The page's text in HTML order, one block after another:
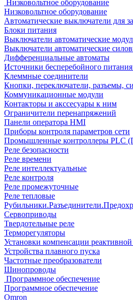
Низковольтное оборудование
Низковольтное оборудование
Автоматические выключатели для
Блоки питания
Выключатели автоматические
Выключатели автоматические
Дифференциальные автоматы
Источники бесперебойного
Клеммные соединители
Кнопки, переключатели, разъемы,
Коммуникационные модули
Контакторы и акссесуары к ним
Ограничители перенапряжений
Панели оператора HMI
Приборы контроля параметров сети
Промышленные контроллеры PLC
Реле безопасности
Реле времени
Реле интеллектуальные
Реле контроля
Реле промежуточные
Реле тепловые
Сервоприводы
Твердотельные реле
Терморегуляторы
Установки компенсации
Устройства плавного пуска
Частотные преобразователи
Шинопроводы
Программное обеспечение
Программное обеспечение
Omron